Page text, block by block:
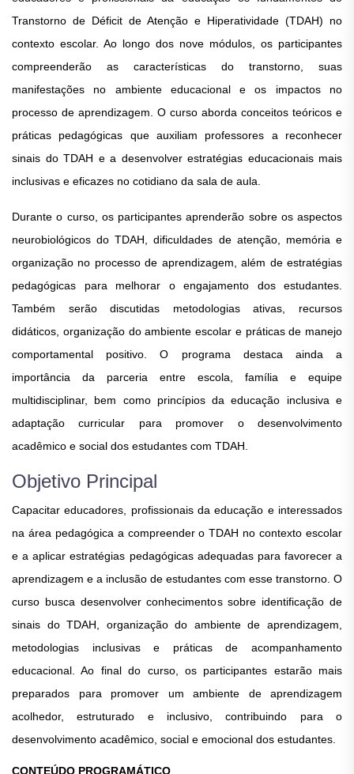
Transtorno de Déficit de Atenção e Hiperatividade (TDAH) no
contexto escolar. Ao longo dos nove módulos, os participantes
compreenderão as características do transtorno, suas
manifestações no ambiente educacional e os impactos no
processo de aprendizagem. O curso aborda conceitos teóricos e
práticas pedagógicas que auxiliam professores a reconhecer
sinais do TDAH e a desenvolver estratégias educacionais mais
inclusivas e eficazes no cotidiano da sala de aula.
Durante o curso, os participantes aprenderão sobre os aspectos
neurobiológicos do TDAH, dificuldades de atenção, memória e
organização no processo de aprendizagem, além de estratégias
pedagógicas para melhorar o engajamento dos estudantes.
Também serão discutidas metodologias ativas, recursos
didáticos, organização do ambiente escolar e práticas de manejo
comportamental positivo. O programa destaca ainda a
importância da parceria entre escola, família e equipe
multidisciplinar, bem como princípios da educação inclusiva e
adaptação curricular para promover o desenvolvimento
acadêmico e social dos estudantes com TDAH.
Objetivo Principal
Capacitar educadores, profissionais da educação e interessados
na área pedagógica a compreender o TDAH no contexto escolar
e a aplicar estratégias pedagógicas adequadas para favorecer a
aprendizagem e a inclusão de estudantes com esse transtorno. O
curso busca desenvolver conhecimentos sobre identificação de
sinais do TDAH, organização do ambiente de aprendizagem,
metodologias inclusivas e práticas de acompanhamento
educacional. Ao final do curso, os participantes estarão mais
preparados para promover um ambiente de aprendizagem
acolhedor, estruturado e inclusivo, contribuindo para o
desenvolvimento acadêmico, social e emocional dos estudantes.
CONTEÚDO PROGRAMÁTICO